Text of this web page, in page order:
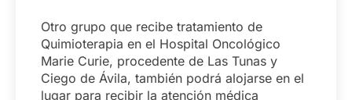
Otro grupo que recibe tratamiento de
Quimioterapia en el Hospital Oncológico
Marie Curie, procedente de Las Tunas y
Ciego de Ávila, también podrá alojarse en el
lugar para recibir la atención médica